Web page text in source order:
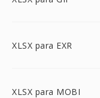
XLSX para EXR
XLSX para MOBI